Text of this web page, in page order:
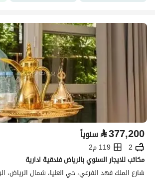
⃁377,200 سنوياً
2
119 م2
مكاتب للايجار السنوي بالرياض فندقية ادارية
شارع الملك فهد الفرعي، حي العليا، شمال الرياض،